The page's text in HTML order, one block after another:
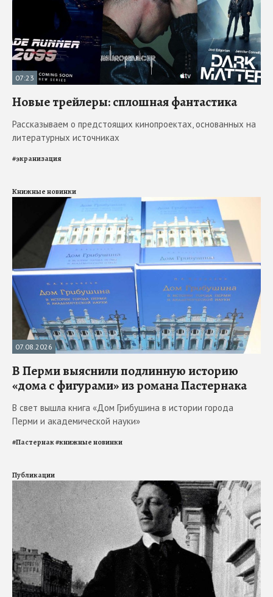
07:23
Новые трейлеры: сплошная фантастика
Рассказываем о предстоящих кинопроектах, основанных на
литературных источниках
#экранизация
Книжные новинки
07.08.2026
В Перми выяснили подлинную историю
«дома с фигурами» из романа Пастернака
В свет вышла книга «Дом Грибушина в истории города
Перми и академической науки»
#Пастернак#книжные новинки
Публикации